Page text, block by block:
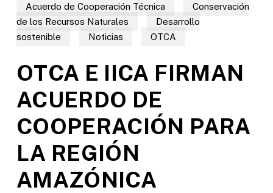
Acuerdo de Cooperación Técnica
Conservación
de los Recursos Naturales
Desarrollo
sostenible
Noticias OTCA
OTCA E IICA FIRMAN
ACUERDO DE
COOPERACIÓN PARA
LA REGIÓN
AMAZÓNICA